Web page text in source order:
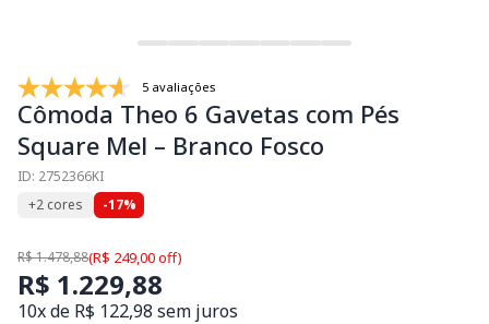
5 avaliações
Cômoda Theo 6 Gavetas com Pés
Square Mel – Branco Fosco
ID: 2752366KI
+2 cores
-17%
R$ 1.478,88(R$ 249,00 off)
R$ 1.229,88
10x de R$ 122,98 sem juros